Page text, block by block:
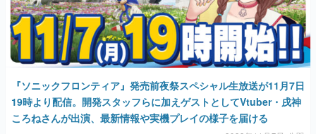
『ソニックフロンティア』発売前夜祭スペシャル生放送が11月7日
19時より配信。開発スタッフらに加えゲストとしてVtuber・戌神
ころねさんが出演、最新情報や実機プレイの様子を届ける